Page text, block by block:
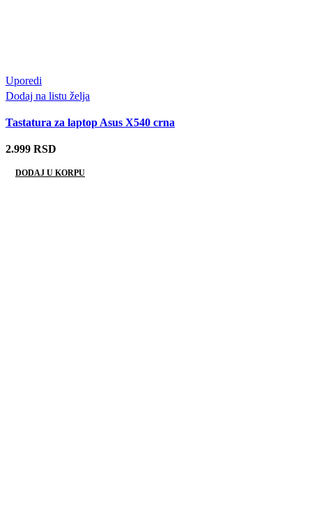
Uporedi
Dodaj na listu želja
Tastatura za laptop Asus X540 crna
2.999 RSD
DODAJ U KORPU